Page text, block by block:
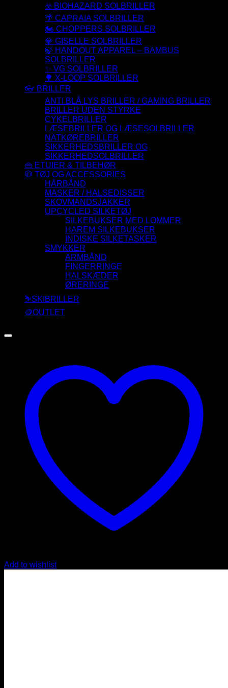
☣️ BIOHAZARD SOLBRILLER
🌴 CAPRAIA SOLBRILLER
🏍️ CHOPPERS SOLBRILLER
💎 GISELLE SOLBRILLER
🍃 HANDOUT APPAREL – BAMBUS
SOLBRILLER
✨ VG SOLBRILLER
🌳 X-LOOP SOLBRILLER
👓 BRILLER
ANTI BLÅ LYS BRILLER / GAMING BRILLER
BRILLER UDEN STYRKE
CYKELBRILLER
LÆSEBRILLER OG LÆSESOLBRILLER
NATKØREBRILLER
SIKKERHEDSBRILLER OG
SIKKERHEDSOLBRILLER
👜 ETUIER & TILBEHØR
🧥 TØJ OG ACCESSORIES
HÅRBÅND
MASKER / HALSEDISSER
SKOVMANDSJAKKER
UPCYCLED SILKETØJ
SILKEBUKSER MED LOMMER
HAREM SILKEBUKSER
INDISKE SILKETASKER
SMYKKER
ARMBÅND
FINGERRINGE
HALSKÆDER
ØRERINGE
⛷️SKIBRILLER
🪙OUTLET
Add to wishlist